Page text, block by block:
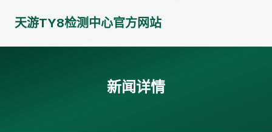
天游TY8检测中心官方网站
新闻详情